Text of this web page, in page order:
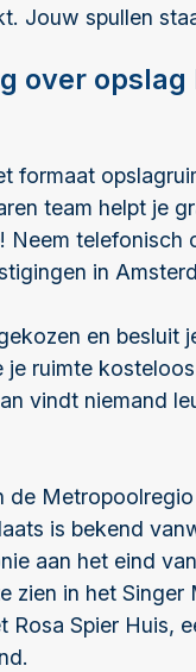
Jouw spullen
over opslag
formaat
team helpt je
Neem
in
en besluit
je ruimte
vindt niemand
de
is bekend
aan het eind
zien in het
Rosa Spier Huis,